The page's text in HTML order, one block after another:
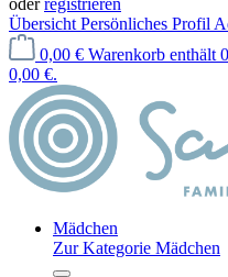
oderregistrieren
Übersicht Persönliches Profil
0,00 € Warenkorb enthält
0,00 €.
Mädchen
Zur Kategorie Mädchen